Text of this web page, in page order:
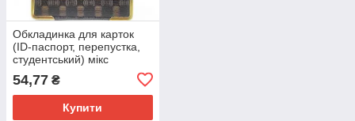
Обкладинка для карток
(ID-паспорт, перепустка,
студентський) мікс
54,77 ₴
Купити